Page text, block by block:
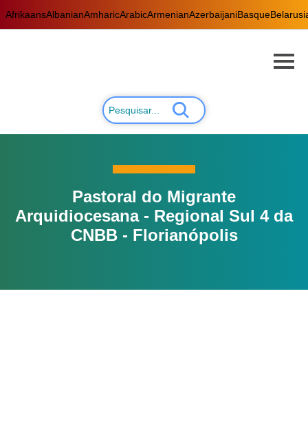
AfrikaansAlbanianAmharicArabicArmenianAzerbaijaniBasque
Pastoral do Migrante
Arquidiocesana - Regional Sul 4 da
CNBB - Florianópolis